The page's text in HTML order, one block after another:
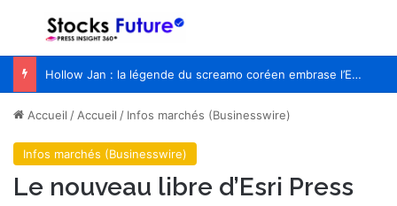
Menu
Hollow Jan : la légende du screamo coréen embrase l’Europe pour la première fois
Accueil /Accueil / Infos marchés (Businesswire)
Infos marchés (Businesswire)
Le nouveau libre d’Esri Press